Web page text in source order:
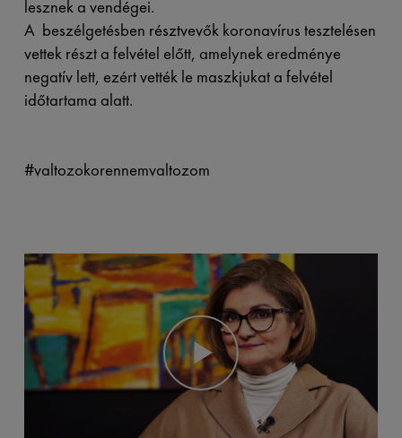
lesznek a vendégei.
A beszélgetésben résztvevők koronavírus tesztelésen
vettek részt a felvétel előtt, amelynek eredménye
negatív lett, ezért vették le maszkjukat a felvétel
időtartama alatt.
#valtozokorennemvaltozom